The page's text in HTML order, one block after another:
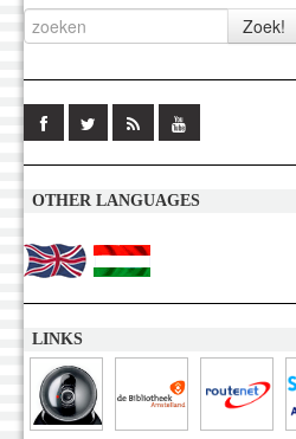
OTHER LANGUAGES
LINKS